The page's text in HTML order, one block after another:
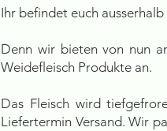
Ihr befindet euch
Denn wir bieten von nun
Weidefleisch Produkte an.
Das Fleisch wird
Liefertermin Versand. Wir